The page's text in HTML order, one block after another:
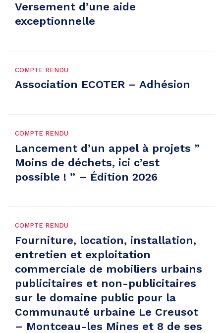
Versement d’une aide
exceptionnelle
COMPTE RENDU
Association ECOTER – Adhésion
COMPTE RENDU
Lancement d’un appel à projets ”
Moins de déchets, ici c’est
possible ! ” – Édition 2026
COMPTE RENDU
Fourniture, location, installation,
entretien et exploitation
commerciale de mobiliers urbains
publicitaires et non-publicitaires
sur le domaine public pour la
Communauté urbaine Le Creusot
– Montceau-les Mines et 8 de ses